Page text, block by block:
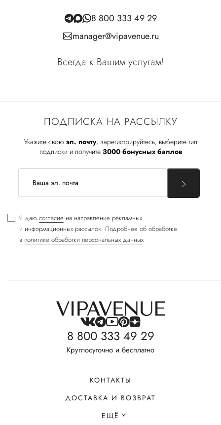
ПОДПИСКА НА РАССЫЛКУ
Укажите свою эл. почту, зарегистрируйтесь, выберите тип
подписки и получите 3000 бонусных баллов
Я даю согласие на направление рекламных
и информационных рассылок. Подробнее об обработке
в политике обработки персональных данных
8 800 333 49 29
manager@vipavenue.ru
Всегда к Вашим услугам!
8 800 333 49 29
Круглосуточно и бесплатно
КОНТАКТЫ
ДОСТАВКА И ВОЗВРАТ
ЕЩЁ